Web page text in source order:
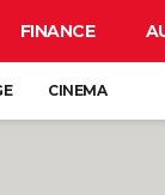
FINANCE
CINEMA